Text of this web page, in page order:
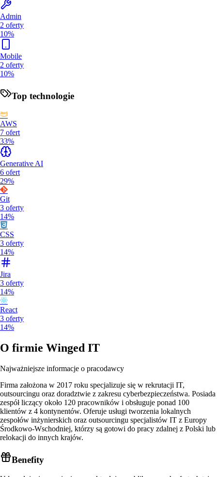
Admin
2 oferty
10%
Mobile
2 oferty
10%
Top technologie
AWS
7 ofert
33%
Generative AI
6 ofert
29%
Git
3 oferty
14%
CSS
3 oferty
14%
Jira
3 oferty
14%
React
3 oferty
14%
O firmie Winged IT
Najważniejsze informacje o pracodawcy
Firma założona w 2017 roku specjalizuje się w rekrutacji IT,
outsourcingu oraz doradztwie z zakresu cyberbezpieczeństwa. Posiada
zespół liczący około 120 pracowników i obsługuje ponad 100
klientów z 4 kontynentów. Oferuje usługi tworzenia lokalnych
zespołów inżynierskich oraz outsourcingu specjalistów IT z Europy
Środkowo-Wschodniej, którzy są gotowi do pracy zdalnej z Polski lub
relokacji do innych krajów.
Benefity